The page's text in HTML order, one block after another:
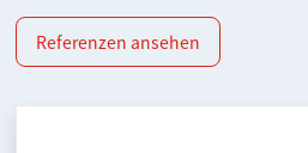
Referenzen ansehen